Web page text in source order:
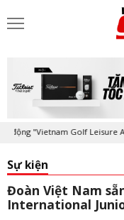
"Vietnam Golf Leisure
Sự kiện
Đoàn Việt Nam
International